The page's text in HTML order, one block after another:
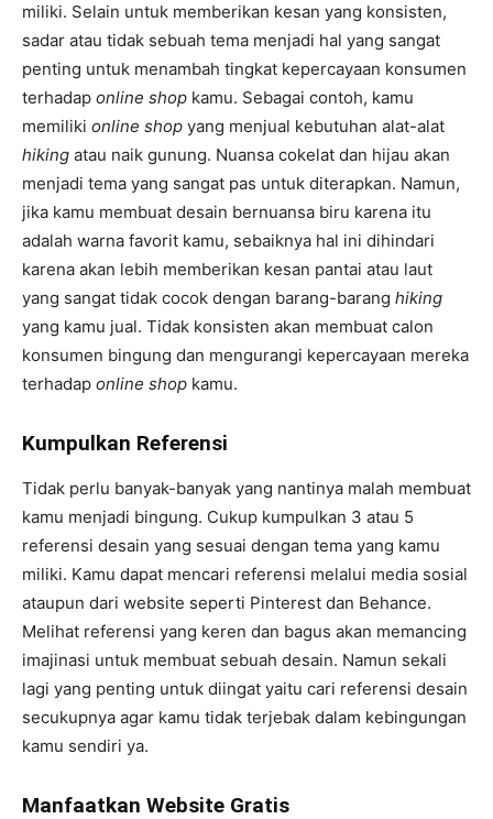
miliki. Selain untuk memberikan kesan yang konsisten,
sadar atau tidak sebuah tema menjadi hal yang sangat
penting untuk menambah tingkat kepercayaan konsumen
terhadap online shop kamu. Sebagai contoh, kamu
memiliki online shop yang menjual kebutuhan alat-alat
hiking atau naik gunung. Nuansa cokelat dan hijau akan
menjadi tema yang sangat pas untuk diterapkan. Namun,
jika kamu membuat desain bernuansa biru karena itu
adalah warna favorit kamu, sebaiknya hal ini dihindari
karena akan lebih memberikan kesan pantai atau laut
yang sangat tidak cocok dengan barang-barang hiking
yang kamu jual. Tidak konsisten akan membuat calon
konsumen bingung dan mengurangi kepercayaan mereka
terhadap online shop kamu.
Kumpulkan Referensi
Tidak perlu banyak-banyak yang nantinya malah membuat
kamu menjadi bingung. Cukup kumpulkan 3 atau 5
referensi desain yang sesuai dengan tema yang kamu
miliki. Kamu dapat mencari referensi melalui media sosial
ataupun dari website seperti Pinterest dan Behance.
Melihat referensi yang keren dan bagus akan memancing
imajinasi untuk membuat sebuah desain. Namun sekali
lagi yang penting untuk diingat yaitu cari referensi desain
secukupnya agar kamu tidak terjebak dalam kebingungan
kamu sendiri ya.
Manfaatkan Website Gratis